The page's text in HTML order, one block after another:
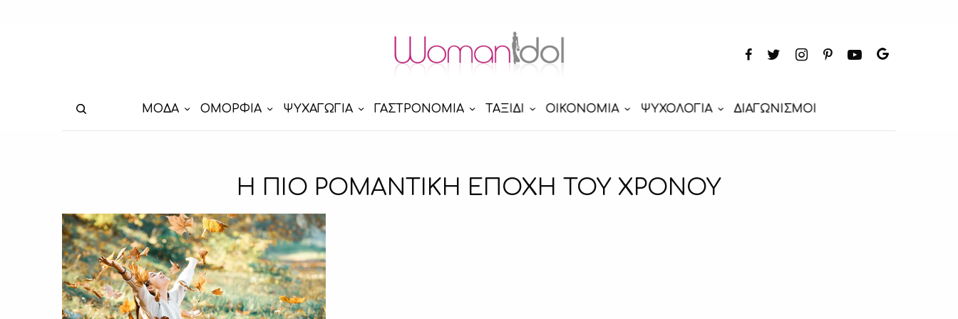
ΜΟΔΑ ΟΜΟΡΦΙΑ ΨΥΧΑΓΩΓΙΑ ΓΑΣΤΡΟΝΟΜΙΑ ΤΑΞΙΔΙ ΟΙΚΟΝΟΜΙΑ ΨΥΧΟΛΟΓΙΑ ΔΙΑΓΩΝΙΣΜΟΙ
Η ΠΙΟ ΡΟΜΑΝΤΙΚΗ ΕΠΟΧΗ ΤΟΥ ΧΡΟΝΟΥ